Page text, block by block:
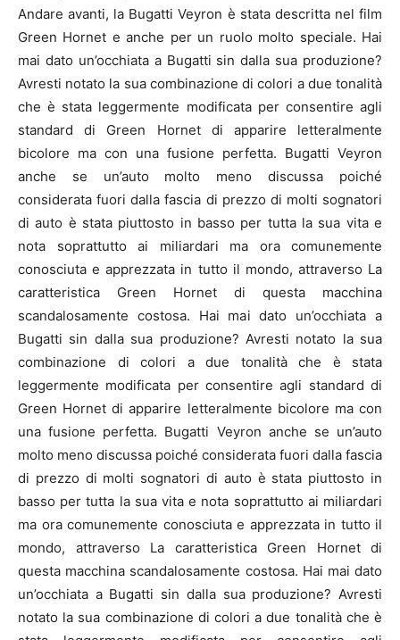
Andare avanti, la Bugatti Veyron è stata descritta nel film
Green Hornet e anche per un ruolo molto speciale. Hai
mai dato un’occhiata a Bugatti sin dalla sua produzione?
Avresti notato la sua combinazione di colori a due tonalità
che è stata leggermente modificata per consentire agli
standard di Green Hornet di apparire letteralmente
bicolore ma con una fusione perfetta. Bugatti Veyron
anche se un’auto molto meno discussa poiché
considerata fuori dalla fascia di prezzo di molti sognatori
di auto è stata piuttosto in basso per tutta la sua vita e
nota soprattutto ai miliardari ma ora comunemente
conosciuta e apprezzata in tutto il mondo, attraverso La
caratteristica Green Hornet di questa macchina
scandalosamente costosa. Hai mai dato un’occhiata a
Bugatti sin dalla sua produzione? Avresti notato la sua
combinazione di colori a due tonalità che è stata
leggermente modificata per consentire agli standard di
Green Hornet di apparire letteralmente bicolore ma con
una fusione perfetta. Bugatti Veyron anche se un’auto
molto meno discussa poiché considerata fuori dalla fascia
di prezzo di molti sognatori di auto è stata piuttosto in
basso per tutta la sua vita e nota soprattutto ai miliardari
ma ora comunemente conosciuta e apprezzata in tutto il
mondo, attraverso La caratteristica Green Hornet di
questa macchina scandalosamente costosa. Hai mai dato
un’occhiata a Bugatti sin dalla sua produzione? Avresti
notato la sua combinazione di colori a due tonalità che è